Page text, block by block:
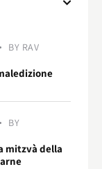
BY RAV
BY
mitzvà della